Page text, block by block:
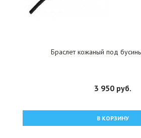
Браслет кожаный под
3 950 руб.
В КОРЗИНУ